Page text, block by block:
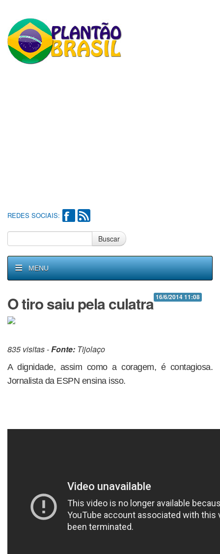
REDES SOCIAIS:
Buscar
MENU
16/6/2014 11:08
O tiro saiu pela culatra
835 visitas -Fonte: Tijolaço
A dignidade, assim como a coragem, é contagiosa.
Jornalista da ESPN ensina isso.